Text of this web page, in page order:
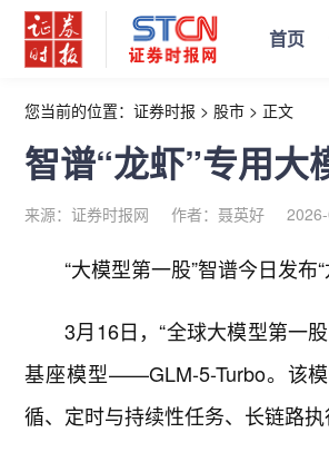
首页
您当前的位置： 证券时报 > 股市 > 正文
智谱“龙虾”专用大
来源：证券时报网 作者：聂英好
“大模型第一股”智谱今日发布
3月16日，“全球大模型第一
基座模型——GLM-5-Turbo。该
循、定时与持续性任务、长链路执